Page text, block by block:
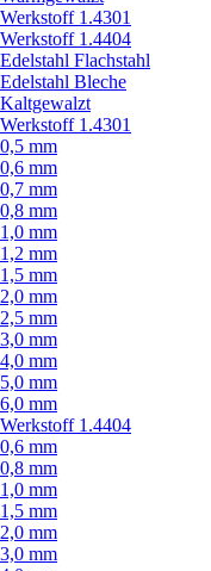
Werkstoff 1.4301
Werkstoff 1.4404
Edelstahl Flachstahl
Edelstahl Bleche
Kaltgewalzt
Werkstoff 1.4301
0,5 mm
0,6 mm
0,7 mm
0,8 mm
1,0 mm
1,2 mm
1,5 mm
2,0 mm
2,5 mm
3,0 mm
4,0 mm
5,0 mm
6,0 mm
Werkstoff 1.4404
0,6 mm
0,8 mm
1,0 mm
1,5 mm
2,0 mm
3,0 mm